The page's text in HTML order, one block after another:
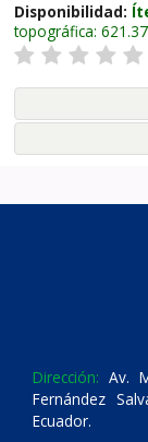
Disponibilidad:
topográfica:
Dirección: Av.
Fernández
Ecuador.